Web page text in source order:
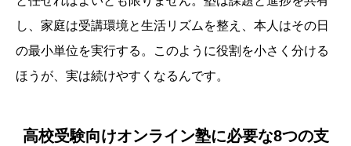
し、家庭は受講環境と生活リズムを整え、本人はその日
の最小単位を実行する。このように役割を小さく分ける
ほうが、実は続けやすくなるんです。
高校受験向けオンライン塾に必要な8つの支